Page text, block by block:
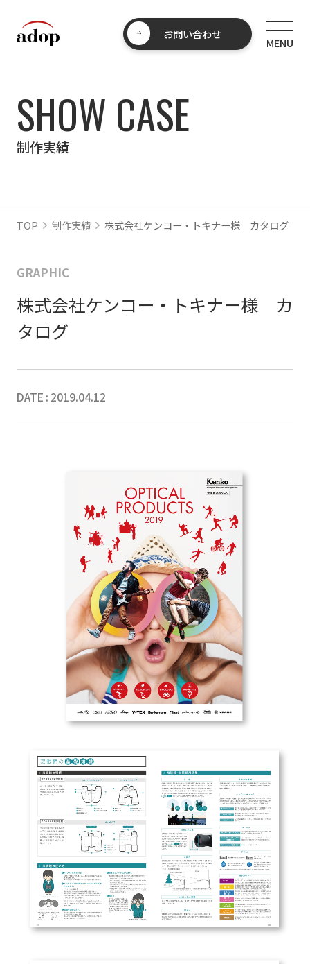
お問い合わせ
SHOW CASE
制作実績
TOP 制作実績 株式会社ケンコー・トキナー様 カタログ
GRAPHIC
株式会社ケンコー・トキナー様 カ
タログ
DATE : 2019.04.12